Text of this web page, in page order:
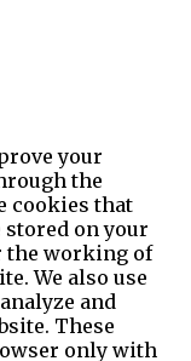
your
the
cookies that
stored on your
the working of
We also use
and
These
only with